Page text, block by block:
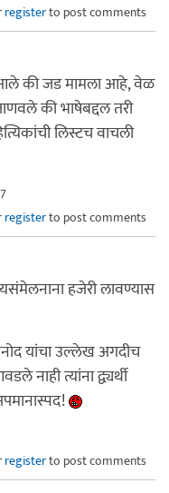
registerto post comments
आले की जड मामला आहे, वेळ
की भाषेबद्दल तरी
लिस्टच वाचली
registerto post comments
हजेरी लावण्यास
यांचा उल्लेख अगदीच
त्यांना द्व्यर्थी
registerto post comments